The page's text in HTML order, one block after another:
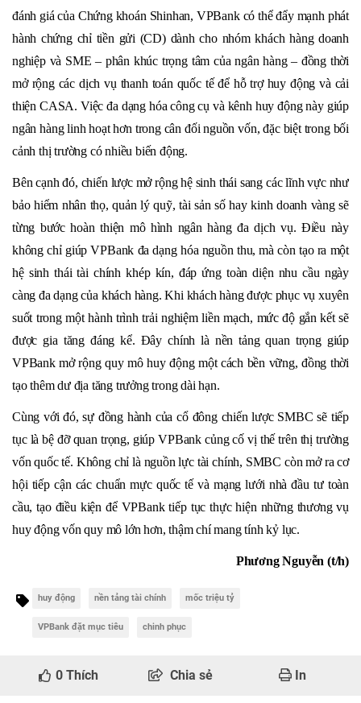
đánh giá của Chứng khoán Shinhan, VPBank có thể đẩy mạnh phát
hành chứng chỉ tiền gửi (CD) dành cho nhóm khách hàng doanh
nghiệp và SME – phân khúc trọng tâm của ngân hàng – đồng thời
mở rộng các dịch vụ thanh toán quốc tế để hỗ trợ huy động và cải
thiện CASA. Việc đa dạng hóa công cụ và kênh huy động này giúp
ngân hàng linh hoạt hơn trong cân đối nguồn vốn, đặc biệt trong bối
cảnh thị trường có nhiều biến động.
Bên cạnh đó, chiến lược mở rộng hệ sinh thái sang các lĩnh vực như
bảo hiểm nhân thọ, quản lý quỹ, tài sản số hay kinh doanh vàng sẽ
từng bước hoàn thiện mô hình ngân hàng đa dịch vụ. Điều này
không chỉ giúp VPBank đa dạng hóa nguồn thu, mà còn tạo ra một
hệ sinh thái tài chính khép kín, đáp ứng toàn diện nhu cầu ngày
càng đa dạng của khách hàng. Khi khách hàng được phục vụ xuyên
suốt trong một hành trình trải nghiệm liền mạch, mức độ gắn kết sẽ
được gia tăng đáng kể. Đây chính là nền tảng quan trọng giúp
VPBank mở rộng quy mô huy động một cách bền vững, đồng thời
tạo thêm dư địa tăng trưởng trong dài hạn.
Cùng với đó, sự đồng hành của cổ đông chiến lược SMBC sẽ tiếp
tục là bệ đỡ quan trọng, giúp VPBank củng cố vị thế trên thị trường
vốn quốc tế. Không chỉ là nguồn lực tài chính, SMBC còn mở ra cơ
hội tiếp cận các chuẩn mực quốc tế và mạng lưới nhà đầu tư toàn
cầu, tạo điều kiện để VPBank tiếp tục thực hiện những thương vụ
huy động vốn quy mô lớn hơn, thậm chí mang tính kỷ lục.
Phương Nguyễn (t/h)
huy động nền tảng tài chính mốc triệu tỷ
VPBank đặt mục tiêu chinh phục
0 Thích Chia sẻ In